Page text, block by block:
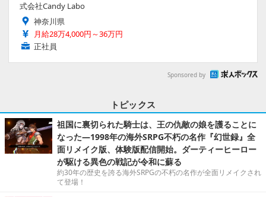
式会社Candy Labo
神奈川県
月給28万4,000円～36万円
正社員
Sponsored by
トピックス
祖国に裏切られた騎士は、王の仇敵の娘を護ることに
なった―1998年の海外SRPG不朽の名作『幻世録』全
面リメイク版、体験版配信開始。ダーティーヒーロー
が駆ける異色の戦記が令和に蘇る
約30年の歴史を誇る海外SRPGの不朽の名作が全面リメイクされ
て登場！